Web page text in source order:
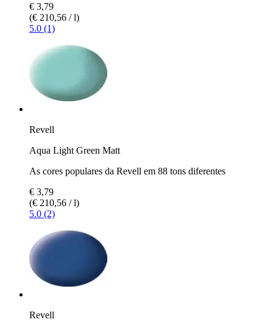
€ 3,79
(€ 210,56 / l)
5.0 (1)
Revell
Aqua Light Green Matt
As cores populares da Revell em 88 tons diferentes
€ 3,79
(€ 210,56 / l)
5.0 (2)
Revell